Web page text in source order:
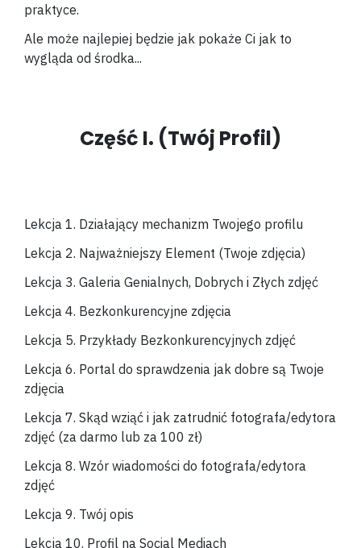
praktyce.
Ale może najlepiej będzie jak pokaże Ci jak to
wygląda od środka...
Część I. (Twój Profil)
Lekcja 1. Działający mechanizm Twojego profilu
Lekcja 2. Najważniejszy Element (Twoje zdjęcia)
Lekcja 3. Galeria Genialnych, Dobrych i Złych zdjęć
Lekcja 4. Bezkonkurencyjne zdjęcia
Lekcja 5. Przykłady Bezkonkurencyjnych zdjęć
Lekcja 6. Portal do sprawdzenia jak dobre są Twoje
zdjęcia
Lekcja 7. Skąd wziąć i jak zatrudnić fotografa/edytora
zdjęć (za darmo lub za 100 zł)
Lekcja 8. Wzór wiadomości do fotografa/edytora
zdjęć
Lekcja 9. Twój opis
Lekcja 10. Profil na Social Mediach